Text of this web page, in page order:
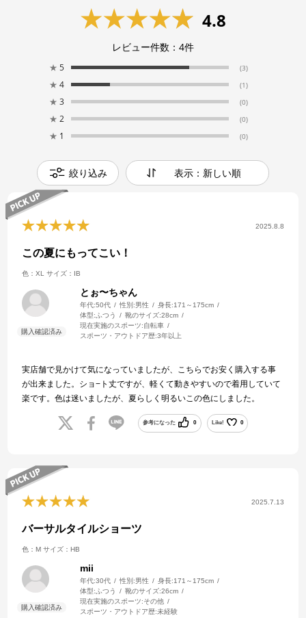
4.8
レビュー件数： 4件
★ 5 (3)
★ 4 (1)
★ 3 (0)
★ 2 (0)
★ 1 (0)
絞り込み 表示：新しい順
2025.8.8
この夏にもってこい！
色：XL サイズ：IB
とぉ〜ちゃん
年代:50代 性別:男性 身長:171～175cm
体型: ふつう 靴のサイズ:28cm
現在実施のスポーツ:自転車
スポーツ・アウトドア歴:3年以上
実店舗で見かけて気になっていましたが、こちらでお安く購入する事
が出来ました。ショ−ト丈ですが、軽くて動きやすいので着用していて
楽です。色は迷いましたが、夏らしく明るいこの色にしました。
参考になった 0 Like! 0
2025.7.13
バーサルタイルショーツ
色：M サイズ：HB
mii
年代:30代 性別:男性 身長:171～175cm
体型: ふつう 靴のサイズ:26cm
現在実施のスポーツ:その他
スポーツ・アウトドア歴:未経験